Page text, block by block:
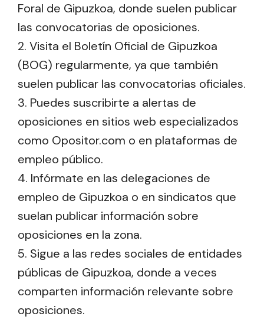
Foral de Gipuzkoa, donde suelen publicar
las convocatorias de oposiciones.
2. Visita el Boletín Oficial de Gipuzkoa
(BOG) regularmente, ya que también
suelen publicar las convocatorias oficiales.
3. Puedes suscribirte a alertas de
oposiciones en sitios web especializados
como Opositor.com o en plataformas de
empleo público.
4. Infórmate en las delegaciones de
empleo de Gipuzkoa o en sindicatos que
suelan publicar información sobre
oposiciones en la zona.
5. Sigue a las redes sociales de entidades
públicas de Gipuzkoa, donde a veces
comparten información relevante sobre
oposiciones.